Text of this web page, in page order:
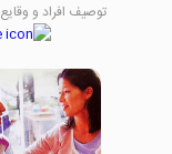
توصیف افراد و وقایع